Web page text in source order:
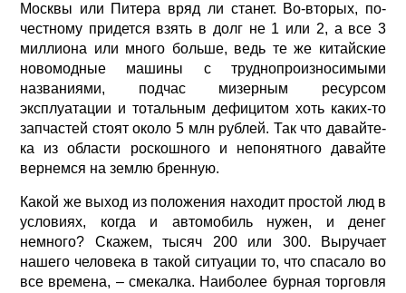
Москвы или Питера вряд ли станет. Во-вторых, по-
честному придется взять в долг не 1 или 2, а все 3
миллиона или много больше, ведь те же китайские
новомодные машины с труднопроизносимыми
названиями, подчас мизерным ресурсом
эксплуатации и тотальным дефицитом хоть каких-то
запчастей стоят около 5 млн рублей. Так что давайте-
ка из области роскошного и непонятного давайте
вернемся на землю бренную.
Какой же выход из положения находит простой люд в
условиях, когда и автомобиль нужен, и денег
немного? Скажем, тысяч 200 или 300. Выручает
нашего человека в такой ситуации то, что спасало во
все времена, – смекалка. Наиболее бурная торговля